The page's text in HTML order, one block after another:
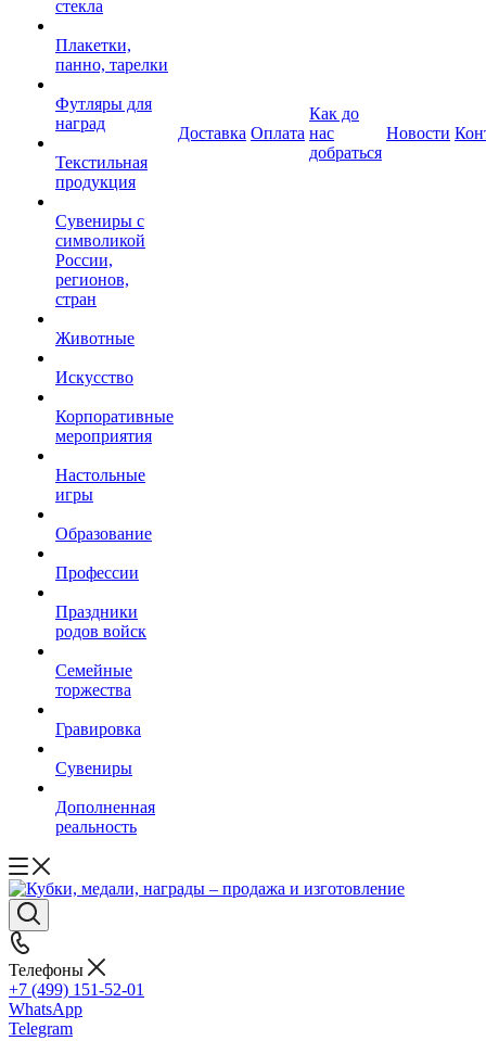
стекла
Плакетки,
панно, тарелки
Футляры для
наград
Текстильная
продукция
Сувениры с
символикой
России,
регионов,
стран
Животные
Искусство
Корпоративные
мероприятия
Настольные
игры
Образование
Профессии
Праздники
родов войск
Семейные
торжества
Гравировка
Сувениры
Дополненная
реальность
Доставка Оплата
Как до
нас
добраться
Новости
Телефоны
+7 (499) 151-52-01
WhatsApp
Telegram